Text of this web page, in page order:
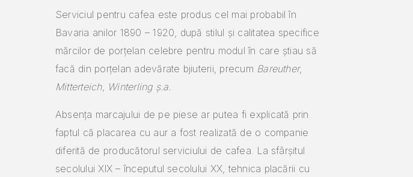
Serviciul pentru cafea este produs cel mai probabil în
Bavaria anilor 1890 – 1920, după stilul și calitatea specifice
mărcilor de porțelan celebre pentru modul în care știau să
facă din porțelan adevărate bjiuterii, precum Bareuther,
Mitterteich, Winterling ș.a.
Absența marcajului de pe piese ar putea fi explicată prin
faptul că placarea cu aur a fost realizată de o companie
diferită de producătorul serviciului de cafea. La sfârșitul
secolului XlX – începutul secolului XX, tehnica placării cu